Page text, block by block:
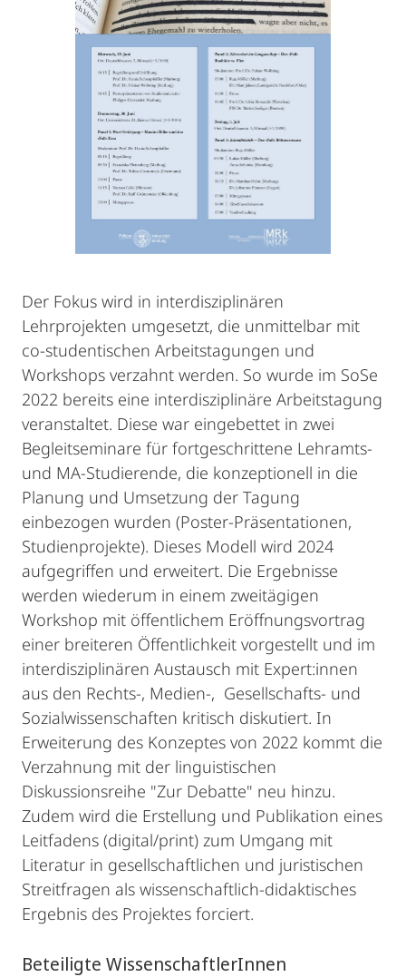
Der Fokus wird in interdisziplinären
Lehrprojekten umgesetzt, die unmittelbar mit
co-studentischen Arbeitstagungen und
Workshops verzahnt werden. So wurde im SoSe
2022 bereits eine interdisziplinäre Arbeitstagung
veranstaltet. Diese war eingebettet in zwei
Begleitseminare für fortgeschrittene Lehramts-
und MA-Studierende, die konzeptionell in die
Planung und Umsetzung der Tagung
einbezogen wurden (Poster-Präsentationen,
Studienprojekte). Dieses Modell wird 2024
aufgegriffen und erweitert. Die Ergebnisse
werden wiederum in einem zweitägigen
Workshop mit öffentlichem Eröffnungsvortrag
einer breiteren Öffentlichkeit vorgestellt und im
interdisziplinären Austausch mit Expert:innen
aus den Rechts-, Medien-, Gesellschafts- und
Sozialwissenschaften kritisch diskutiert. In
Erweiterung des Konzeptes von 2022 kommt die
Verzahnung mit der linguistischen
Diskussionsreihe "Zur Debatte" neu hinzu.
Zudem wird die Erstellung und Publikation eines
Leitfadens (digital/print) zum Umgang mit
Literatur in gesellschaftlichen und juristischen
Streitfragen als wissenschaftlich-didaktisches
Ergebnis des Projektes forciert.
Beteiligte WissenschaftlerInnen